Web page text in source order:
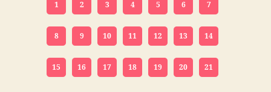
1 2 3 4 5 6 7
8 9 10 11 12 13 14
15 16 17 18 19 20 21